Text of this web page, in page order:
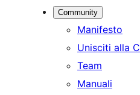
Community
Manifesto
Unisciti alla
Team
Manuali